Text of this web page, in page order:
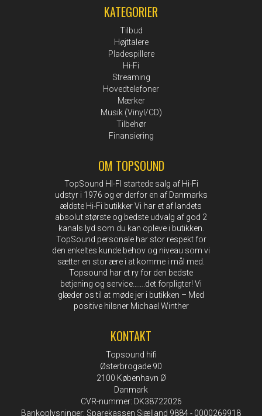
KATEGORIER
Tilbud
Højttalere
Pladespillere
Hi-Fi
Streaming
Hovedtelefoner
Mærker
Musik (Vinyl/CD)
Tilbehør
Finansiering
OM TOPSOUND
TopSound HI-FI startede salg af Hi-Fi
udstyr i 1976 og er derfor en af Danmarks
ældste Hi-Fi butikker Vi har et af landets
absolut største og bedste udvalg af god 2
kanals lyd som du kan opleve i butikken.
TopSound personale har stor respekt for
den enkeltes kunde behov og niveau som vi
sætter en stor ære i at komme i mål med.
Topsound har et ry for den bedste
betjening og service…….det forpligter! Vi
glæder os til at møde jer i butikken – Med
positive hilsner Michael Winther
KONTAKT
Topsound hifi
Østerbrogade 90
2100 København Ø
Danmark
CVR-nummer: DK38722026
Bankoplysninger: Sparekassen Sjælland 9884 - 0000269918